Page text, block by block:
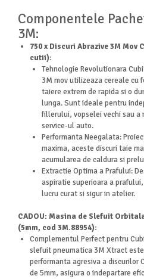
Componentele
3M:
750 x Discuri Abrazive 3M
cutii):
Tehnologie Revolutionara
3M mov utilizeaza cereale cu
taiere extrem de rapida si o
lunga. Sunt ideale pentru
fillerului, vopselei vechi sau a
service-ul auto.
Performanta Neegalata:
maxima, aceste discuri taie
acumularea de caldura si
Extractie Optima a Prafului:
aspiratie superioara a
lucru curat si sigur in atelier.
CADOU: Masina de Slefuit
(5mm, cod 3M.88954):
Complementul Perfect pentru
slefuit pneumatica 3M Xtract
performanta agresiva a discurilor
de 5mm, asigura o indepartare